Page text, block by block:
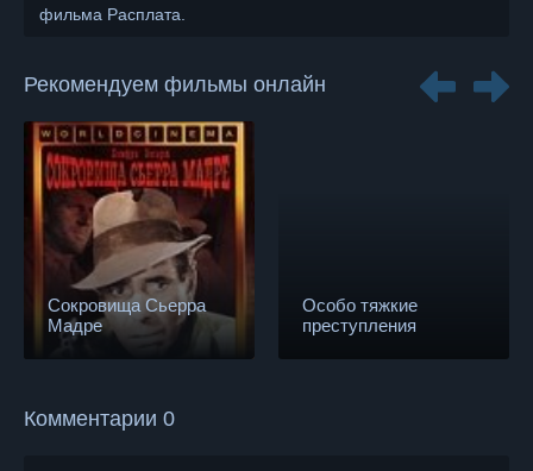
фильма Расплата.
Рекомендуем фильмы онлайн
Сокровища Сьерра
Мадре
Особо тяжкие
преступления
Комментарии 0